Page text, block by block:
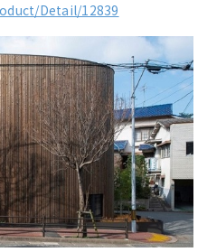
Detail/12839